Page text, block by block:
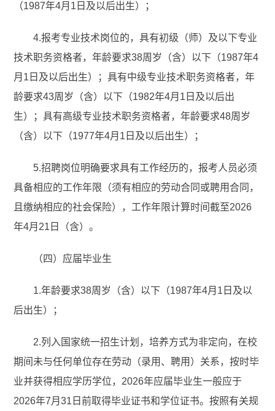
（1987年4月1日及以后出生）；
4.报考专业技术岗位的，具有初级（师）及以下专业
技术职务资格者，年龄要求38周岁（含）以下（1987年4
月1日及以后出生）；具有中级专业技术职务资格者，年
龄要求43周岁（含）以下（1982年4月1日及以后出
生）；具有高级专业技术职务资格者，年龄要求48周岁
（含）以下（1977年4月1日及以后出生）；
5.招聘岗位明确要求具有工作经历的，报考人员必须
具备相应的工作年限（须有相应的劳动合同或聘用合同，
且缴纳相应的社会保险），工作年限计算时间截至2026
年4月21日（含）。
（四）应届毕业生
1.年龄要求38周岁（含）以下（1987年4月1日及以
后出生）；
2.列入国家统一招生计划，培养方式为非定向，在校
期间未与任何单位存在劳动（录用、聘用）关系，按时毕
业并获得相应学历学位，2026年应届毕业生一般应于
2026年7月31日前取得毕业证书和学位证书。按照有关规